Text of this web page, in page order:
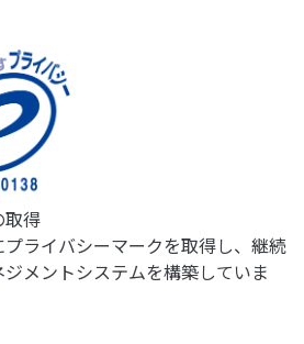
取得
ライバシーマークを取得し、継続
メントシステムを構築していま